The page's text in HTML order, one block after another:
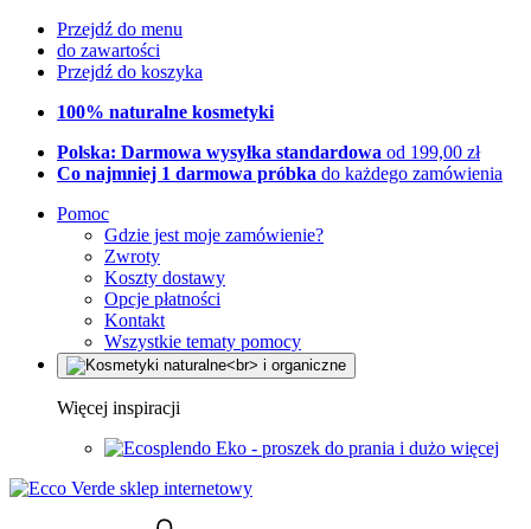
Przejdź do menu
do zawartości
Przejdź do koszyka
100% naturalne kosmetyki
Polska: Darmowa wysyłka standardowa od 199,00 zł
Co najmniej 1 darmowa próbka do każdego zamówienia
Pomoc
Gdzie jest moje zamówienie?
Zwroty
Koszty dostawy
Opcje płatności
Kontakt
Wszystkie tematy pomocy
Więcej inspiracji
Eko - proszek do prania i dużo więcej